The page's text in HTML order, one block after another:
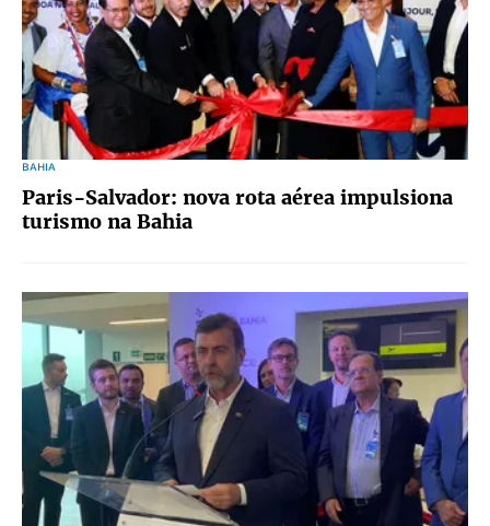
BAHIA
Paris-Salvador: nova rota aérea impulsiona
turismo na Bahia